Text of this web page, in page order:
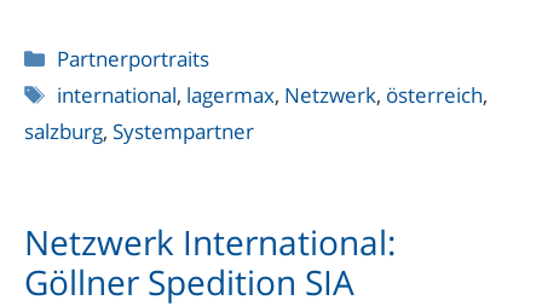
Kategorien
Partnerportraits
Schlagwörter
international, lagermax, Netzwerk, österreich,
salzburg, Systempartner
Netzwerk International:
Göllner Spedition SIA